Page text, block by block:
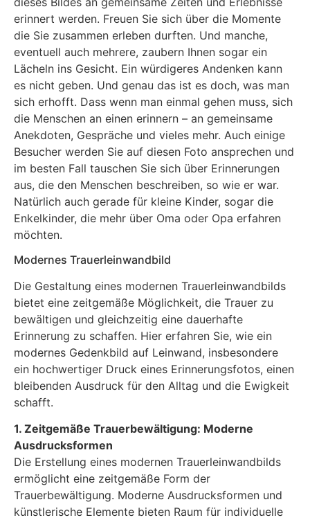
erinnert werden. Freuen Sie sich über die Momente
die Sie zusammen erleben durften. Und manche,
eventuell auch mehrere, zaubern Ihnen sogar ein
Lächeln ins Gesicht. Ein würdigeres Andenken kann
es nicht geben. Und genau das ist es doch, was man
sich erhofft. Dass wenn man einmal gehen muss, sich
die Menschen an einen erinnern – an gemeinsame
Anekdoten, Gespräche und vieles mehr. Auch einige
Besucher werden Sie auf diesen Foto ansprechen und
im besten Fall tauschen Sie sich über Erinnerungen
aus, die den Menschen beschreiben, so wie er war.
Natürlich auch gerade für kleine Kinder, sogar die
Enkelkinder, die mehr über Oma oder Opa erfahren
möchten.
Modernes Trauerleinwandbild
Die Gestaltung eines modernen Trauerleinwandbilds
bietet eine zeitgemäße Möglichkeit, die Trauer zu
bewältigen und gleichzeitig eine dauerhafte
Erinnerung zu schaffen. Hier erfahren Sie, wie ein
modernes Gedenkbild auf Leinwand, insbesondere
ein hochwertiger Druck eines Erinnerungsfotos, einen
bleibenden Ausdruck für den Alltag und die Ewigkeit
schafft.
1. Zeitgemäße Trauerbewältigung: Moderne
Ausdrucksformen
Die Erstellung eines modernen Trauerleinwandbilds
ermöglicht eine zeitgemäße Form der
Trauerbewältigung. Moderne Ausdrucksformen und
künstlerische Elemente bieten Raum für individuelle